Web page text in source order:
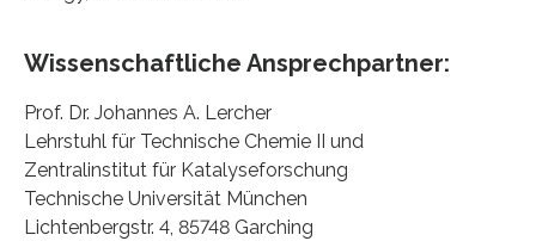
Wissenschaftliche Ansprechpartner:
Prof. Dr. Johannes A. Lercher
Lehrstuhl für Technische Chemie II und
Zentralinstitut für Katalyseforschung
Technische Universität München
Lichtenbergstr. 4, 85748 Garching